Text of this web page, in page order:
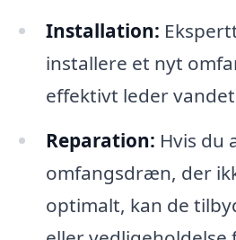
Installation:
installere et nyt
effektivt leder
Reparation: Hvis du
omfangsdræn, der
optimalt, kan de